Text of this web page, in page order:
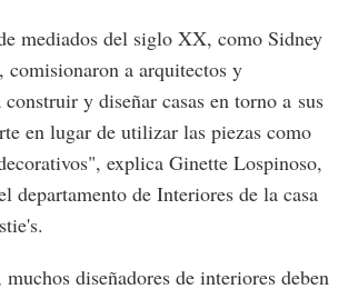
mediados del siglo XX, como Sidney
comisionaron a arquitectos y
construir y diseñar casas en torno a sus
en lugar de utilizar las piezas como
explica Ginette Lospinoso,
departamento de Interiores de la casa
diseñadores de interiores deben